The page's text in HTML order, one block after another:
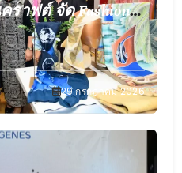
าฟต์ จัด Fashion
relive 2026”
มสู่แฟชั่นร่วมสมัย
ารผ้าไทยภาคใต้สู่
ดิจิทัล
29 กรกฎาคม 2026